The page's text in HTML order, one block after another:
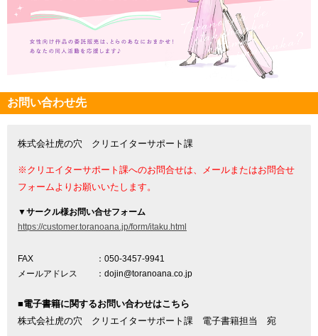
お問い合わせ先
株式会社虎の穴 クリエイターサポート課
※クリエイターサポート課へのお問合せは、メールまたはお問合せ
フォームよりお願いいたします。
▼サークル様お問い合せフォーム
https://customer.toranoana.jp/form/itaku.html
FAX
：050-3457-9941
メールアドレス
：dojin@toranoana.co.jp
■電子書籍に関するお問い合わせはこちら
株式会社虎の穴 クリエイターサポート課 電子書籍担当 宛